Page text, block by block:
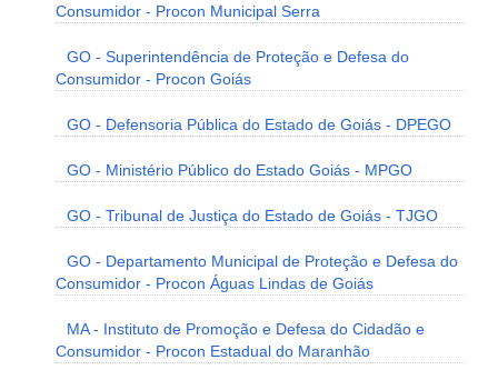
Consumidor - Procon Municipal Serra
GO - Superintendência de Proteção e Defesa do
Consumidor - Procon Goiás
GO - Defensoria Pública do Estado de Goiás - DPEGO
GO - Ministério Público do Estado Goiás - MPGO
GO - Tribunal de Justiça do Estado de Goiás - TJGO
GO - Departamento Municipal de Proteção e Defesa do
Consumidor - Procon Águas Lindas de Goiás
MA - Instituto de Promoção e Defesa do Cidadão e
Consumidor - Procon Estadual do Maranhão